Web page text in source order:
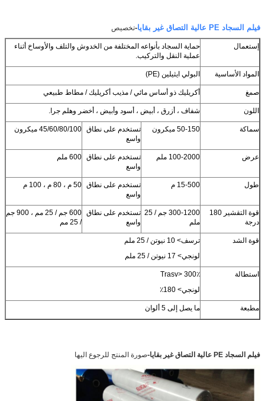
فيلم السجاد PE عالية التصاق غير بقايا -تخصيص
إستعمال
حماية السجاد بأنواعه المختلفة من الخدوش والتلف والأوساخ أثناء
عملية النقل والتركيب.
المواد الأساسية البولي ايثيلين (PE)
صمغ أكريليك ذو أساس مائي / مذيب أكريليك / مطاط طبيعي
اللون شفاف ، أزرق ، أبيض ، أسود وأبيض ، أخضر وهلم جرا.
سماكة 50-150 ميكرون
تستخدم على نطاق
واسع
45/60/80/100 ميكرون
عرض 100-2000 ملم
تستخدم على نطاق
واسع
600 ملم
طول 15-500 م
تستخدم على نطاق
واسع
50 م ، 80 م ، 100 م
قوة التقشير 180
درجة
300-1200 جم / 25
ملم
تستخدم على نطاق
واسع
600 جم / 25 مم ، 900 جم
/ 25 مم
قوة الشد
ترسف> 10 نيوتن / 25 ملم
لونجي> 17 نيوتن / 25 ملم
استطالة
Trasv> 300٪
لونجي> 180٪
مطبعة ما يصل إلى 5 ألوان
فيلم السجاد PE عالية التصاق غير بقايا -صورة المنتج للرجوع اليها